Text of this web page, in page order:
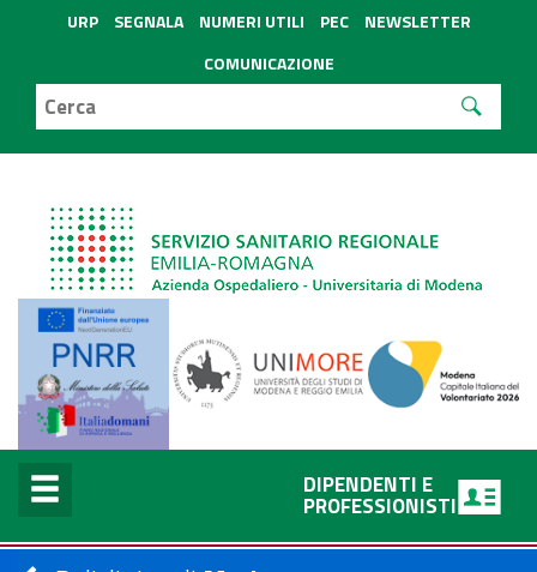
URP SEGNALA NUMERI UTILI PEC
NEWSLETTER
COMUNICAZIONE
DIPENDENTI E
PROFESSIONISTI